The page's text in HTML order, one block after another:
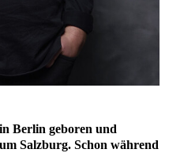
Berlin geboren und
Salzburg. Schon während